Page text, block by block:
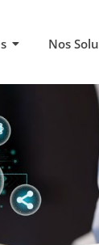
Nos